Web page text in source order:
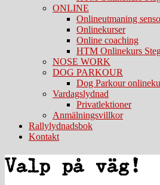
ONLINE
Onlineutmaning
Onlinekurser
Online coaching
HTM Onlinekurs
NOSE WORK
DOG PARKOUR
Dog Parkour
Vardagslydnad
Privatlektioner
Anmälningsvillkor
Rallylydnadsbok
Kontakt
Valp på väg!